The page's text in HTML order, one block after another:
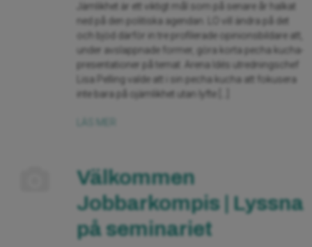
Jämlikhet är ett viktigt mål som på senare år halkat
ned på den politiska agendan. LO vill ändra på det
och bjöd därför in tre profilerade opinionsbildare att,
under avslappnade former, göra korta pecha kucha-
presentationer på temat. Arena Idés utredningschef
Lisa Pelling valde att i sin pecha kucha att fokusera
inte bara på ojämlikhet utan lyfte […]
Välkommen
Jobbarkompis | Lyssna
på seminariet